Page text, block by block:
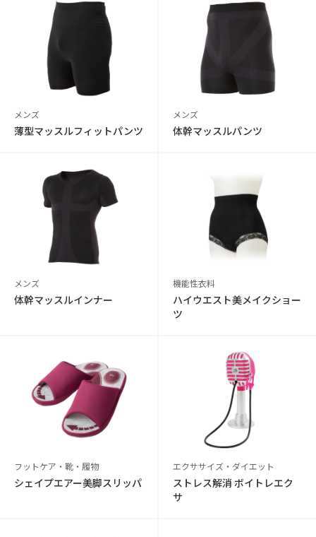
メンズ
薄型マッスルフィットパンツ
メンズ
体幹マッスルパンツ
メンズ
体幹マッスルインナー
機能性衣料
ハイウエスト美メイクショー
ツ
フットケア・靴・履物
シェイプエアー美脚スリッパ
エクササイズ・ダイエット
ストレス解消 ボイトレエク
サ